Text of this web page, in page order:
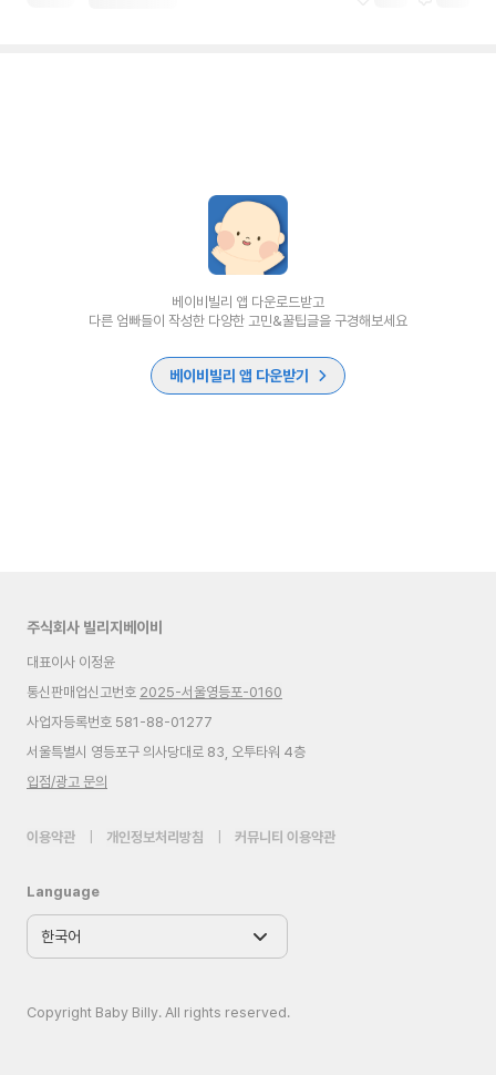
베이비빌리 앱 다운로드받고
다른 엄빠들이 작성한 다양한 고민&꿀팁글을 구경해보세요
베이비빌리 앱 다운받기
주식회사 빌리지베이비
대표이사 이정윤
통신판매업신고번호 2025-서울영등포-0160
사업자등록번호 581-88-01277
서울특별시 영등포구 의사당대로 83, 오투타워 4층
입점/광고 문의
이용약관 개인정보처리방침 커뮤니티 이용약관
Language
Copyright Baby Billy. All rights reserved.